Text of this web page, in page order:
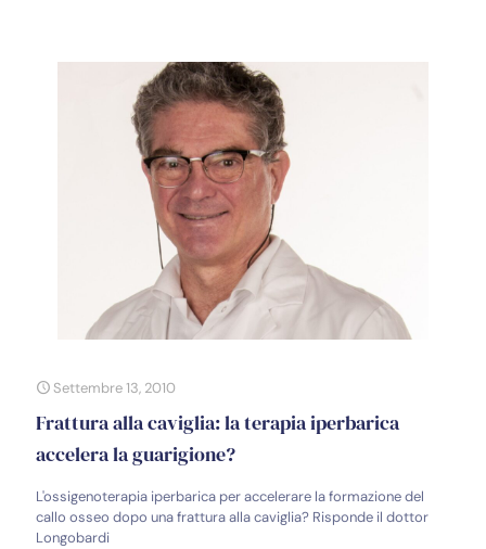
Settembre 13, 2010
Frattura alla caviglia: la terapia iperbarica
accelera la guarigione?
L'ossigenoterapia iperbarica per accelerare la formazione del
callo osseo dopo una frattura alla caviglia? Risponde il dottor
Longobardi